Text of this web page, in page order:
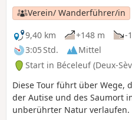
Verein/ Wanderführer/in
9,40 km
+148 m
-
3:05 Std.
Mittel
Start in Béceleuf (Deux-
Diese Tour führt über Wege,
der Autise und des Saumort
unberührter Natur